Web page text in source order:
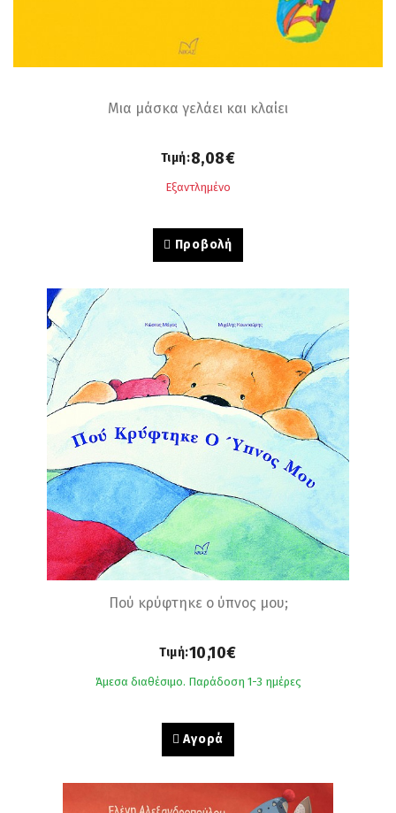
Μια μάσκα γελάει και κλαίει
Τιμή:8,08€
Εξαντλημένο
Προβολή
Πού κρύφτηκε ο ύπνος μου;
Τιμή:10,10€
Άμεσα διαθέσιμο. Παράδοση 1-3 ημέρες
Αγορά